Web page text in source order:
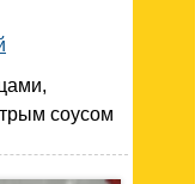
соусом